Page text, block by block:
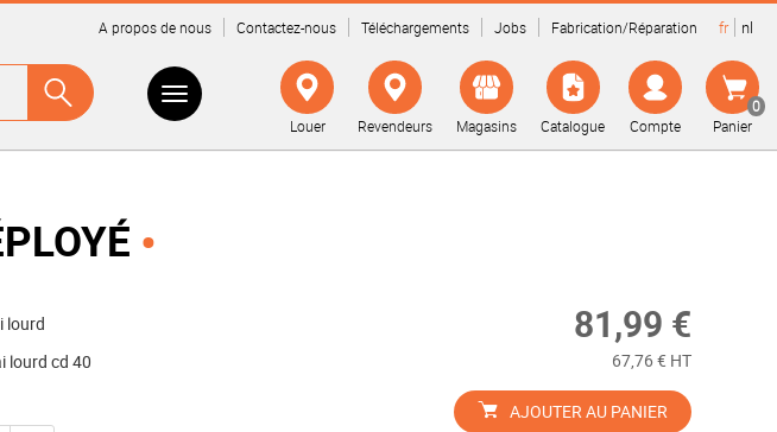
A propos de nous Contactez-nous Téléchargements Jobs Fabrication/Réparation fr nl
0
Panier
Compte
Catalogue
Magasins
Revendeurs
Louer
lourd
lourd cd 40
81,99 €
67,76 € HT
AJOUTER AU PANIER